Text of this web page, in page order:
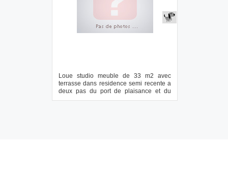
Loue studio meuble de 33 m2 avec
terrasse dans residence semi recente a
deux pas du port de plaisance et du
centre vill...